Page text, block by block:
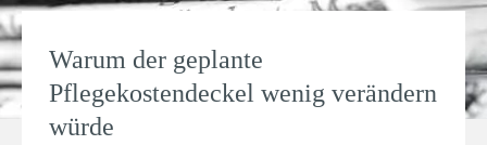
Warum der geplante
Pflegekostendeckel wenig verändern
würde